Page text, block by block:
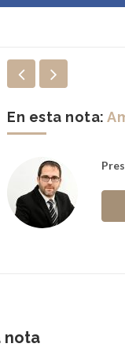
En esta nota:
nota